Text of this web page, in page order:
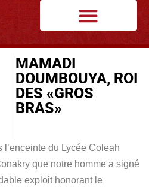
MAMADI
DOUMBOUYA, ROI
DES «GROS
BRAS»
l’enceinte du Lycée Coleah
que notre homme a signé
exploit honorant le